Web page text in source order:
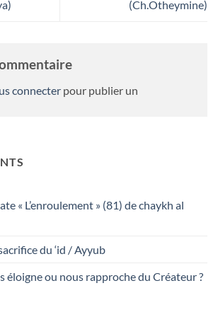
(Ch.Otheymine)
connecter pour publier un
« L’enroulement » (81) de chaykh al
du ‘id / Ayyub
éloigne ou nous rapproche du Créateur ?